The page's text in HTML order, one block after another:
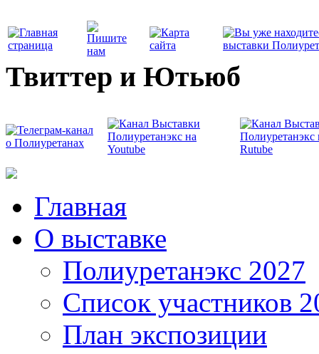
Твиттер и Ютьюб
Главная
О выставке
Полиуретанэкс 2027
Список участников
План экспозиции